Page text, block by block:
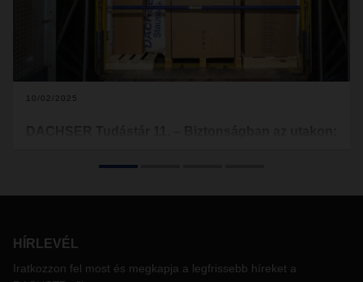
10/02/2025
részében megnézzük, milyen általános elvárások
a DACHSER ezeken felül azért, hogy megóvja a
HÍRLEVÉL
Iratkozzon fel most és megkapja a legfrissebb híreket a